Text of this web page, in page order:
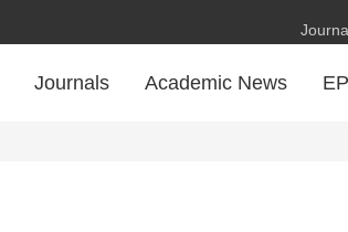
Journals Academic News